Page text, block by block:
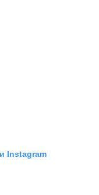
Instagram